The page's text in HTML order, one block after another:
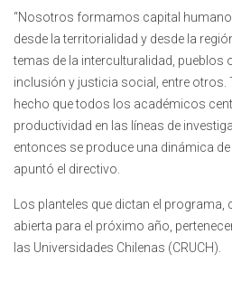
“Nosotros formamos capital
desde la territorialidad y desde la
temas de la interculturalidad, pueblos
inclusión y justicia social, entre otros.
hecho que todos los académicos
productividad en las líneas de
entonces se produce una dinámica de
apuntó el directivo.
Los planteles que dictan el
abierta para el próximo año,
las Universidades Chilenas (CRUCH).